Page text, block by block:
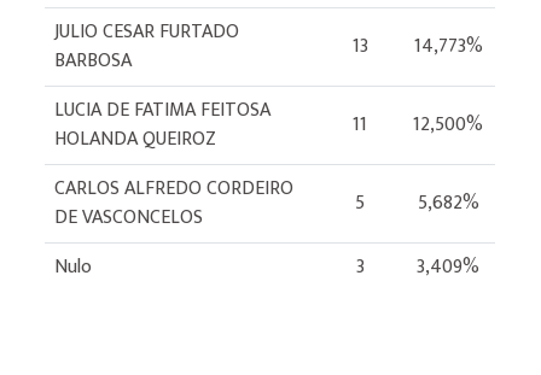
JULIO CESAR FURTADO
BARBOSA
13
14,773%
LUCIA DE FATIMA FEITOSA
HOLANDA QUEIROZ
11
12,500%
CARLOS ALFREDO CORDEIRO
DE VASCONCELOS
5
5,682%
Nulo
3 3,409%